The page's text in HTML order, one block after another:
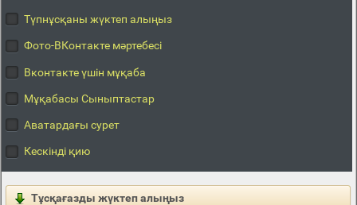
Түпнұсқаны жүктеп алыңыз
Фото-ВКонтакте мәртебесі
Вконтакте үшін мұқаба
Мұқабасы Сыныптастар
Аватардағы сурет
Кескінді қию
Тұсқағазды жүктеп алыңыз